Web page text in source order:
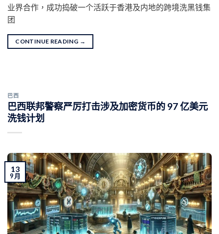
业界合作，成功捣破一个活跃于香港及内地的跨境洗黑钱集
团
CONTINUE READING →
巴西
巴西联邦警察严厉打击涉及加密货币的 97 亿美元
洗钱计划
13
9 月